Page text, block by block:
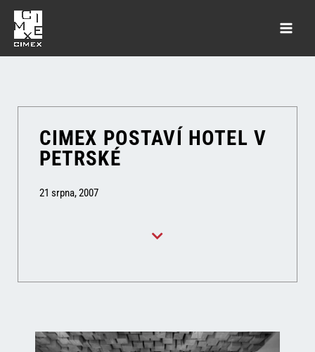
CIMEX POSTAVÍ HOTEL V
PETRSKÉ
21 srpna, 2007